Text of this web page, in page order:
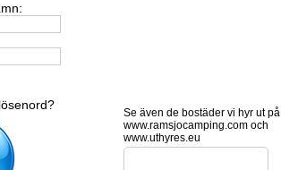
Se även de bostäder vi hyr ut på
www.ramsjocamping.com och
www.uthyres.eu